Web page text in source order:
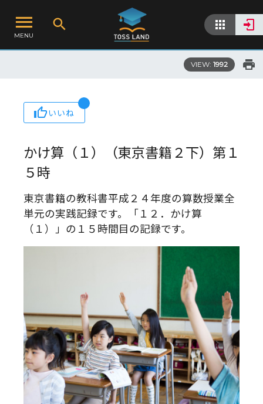
MENU
VIEW: 1992
いいね
かけ算（１）（東京書籍２下）第１
５時
東京書籍の教科書平成２４年度の算数授業全
単元の実践記録です。「１２．かけ算
（１）」の１５時間目の記録です。